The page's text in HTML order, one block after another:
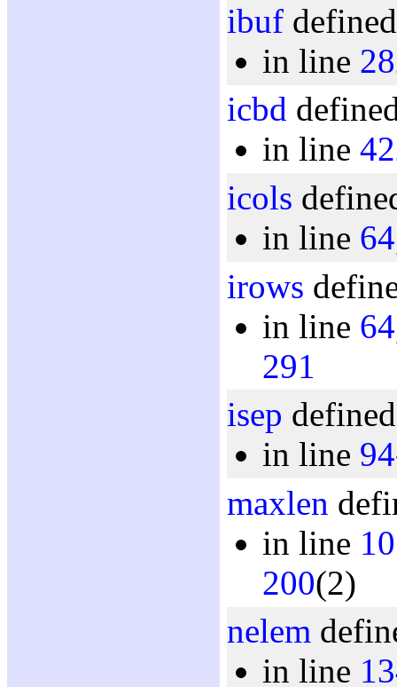
ibuf
in line
icbd
in line
icols
in line 64
irows
in line 64
291
isep
in line 94
maxlen
in line
200(2)
nelem
in line